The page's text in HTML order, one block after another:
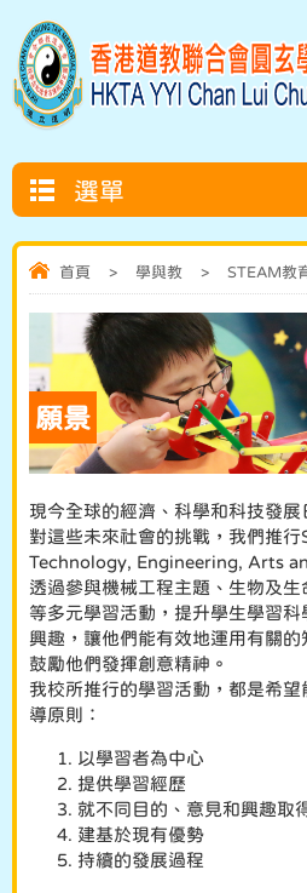
選單
首頁 > 學與教 > STEAM教
願景
現今全球的經濟、科學和科技發
對這些未來社會的挑戰，我們推行
Technology, Engineering, Arts
透過參與機械工程主題、生物及
等多元學習活動，提升學生學習
興趣，讓他們能有效地運用有關
鼓勵他們發揮創意精神。
我校所推行的學習活動，都是希
導原則：
以學習者為中心
提供學習經歷
就不同目的、意見和興趣取
建基於現有優勢
持續的發展過程